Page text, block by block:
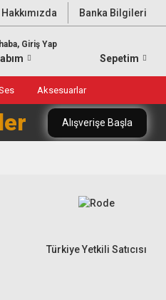
Hakkımızda Banka Bilgileri
Giriş Yap
Sepetim
Aksesuarlar
Alışverişe Başla
Türkiye Yetkili Satıcısı